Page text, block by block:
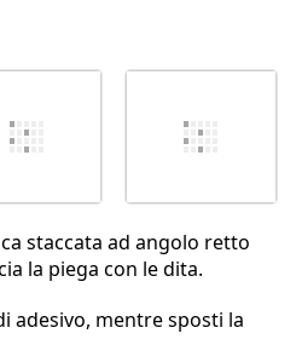
staccata ad angolo retto
la piega con le dita.
adesivo, mentre sposti la